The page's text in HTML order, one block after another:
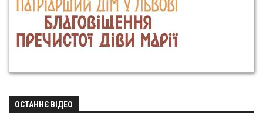
ОСТАННЄ ВІДЕО